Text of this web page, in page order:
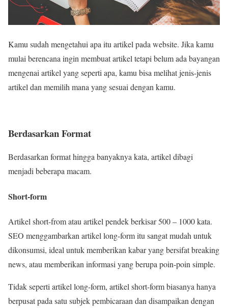
Kamu sudah mengetahui apa itu artikel pada website. Jika kamu
mulai berencana ingin membuat artikel tetapi belum ada bayangan
mengenai artikel yang seperti apa, kamu bisa melihat jenis-jenis
artikel dan memilih mana yang sesuai dengan kamu.
Berdasarkan Format
Berdasarkan format hingga banyaknya kata, artikel dibagi
menjadi beberapa macam.
Short-form
Artikel short-from atau artikel pendek berkisar 500 – 1000 kata.
SEO menggambarkan artikel long-form itu sangat mudah untuk
dikonsumsi, ideal untuk memberikan kabar yang bersifat breaking
news, atau memberikan informasi yang berupa poin-poin simple.
Tidak seperti artikel long-form, artikel short-form biasanya hanya
berpusat pada satu subjek pembicaraan dan disampaikan dengan